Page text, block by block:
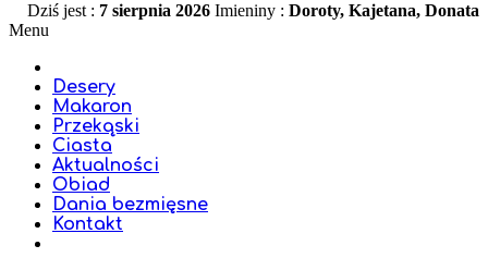
Dziś jest : 7 sierpnia 2026 Imieniny : Doroty, Kajetana, Donata
Menu
Desery
Makaron
Przekąski
Ciasta
Aktualności
Obiad
Dania bezmięsne
Kontakt